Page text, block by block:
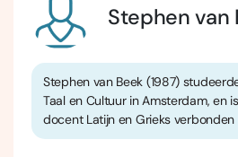
Stephen van
Stephen van Beek (1987)
Taal en Cultuur in Amsterdam, en
docent Latijn en Grieks verbonden